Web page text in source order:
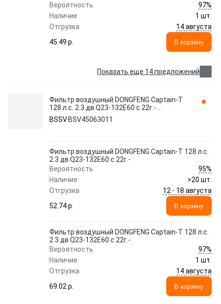
Вероятность
97%
Наличие
1 шт.
Отгрузка
14 августа
45.49 p.
В корзину
Показать еще 14 предложений
Фильтр воздушный DONGFENG Captain-T
128 л.с. 2.3 дв.Q23-132E60 с 22г.-
BSV45063011 BSSV
BSSV BSV45063011
Фильтр воздушный DONGFENG Captain-T 128 л.с.
2.3 дв.Q23-132E60 с 22г.-
Вероятность
95%
Наличие
>20 шт.
Отгрузка
12 - 18 августа
52.74 p.
В корзину
Фильтр воздушный DONGFENG Captain-T 128 л.с.
2.3 дв.Q23-132E60 с 22г.-
Вероятность
97%
Наличие
1 шт.
Отгрузка
14 августа
69.02 p.
В корзину